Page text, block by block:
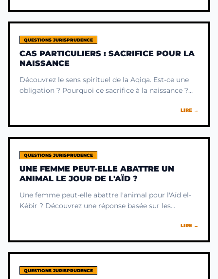
QUESTIONS JURISPRUDENCE
CAS PARTICULIERS : SACRIFICE POUR LA
NAISSANCE
Découvrez le sens spirituel de la Aqiqa. Est-ce une
obligation ? Pourquoi ce sacrifice à la naissance ?
LIRE →
QUESTIONS JURISPRUDENCE
UNE FEMME PEUT-ELLE ABATTRE UN
ANIMAL LE JOUR DE L'AÏD ?
Une femme peut-elle abattre l'animal pour l'Aïd el-
Kébir ? Découvrez une réponse basée sur les
LIRE →
QUESTIONS JURISPRUDENCE